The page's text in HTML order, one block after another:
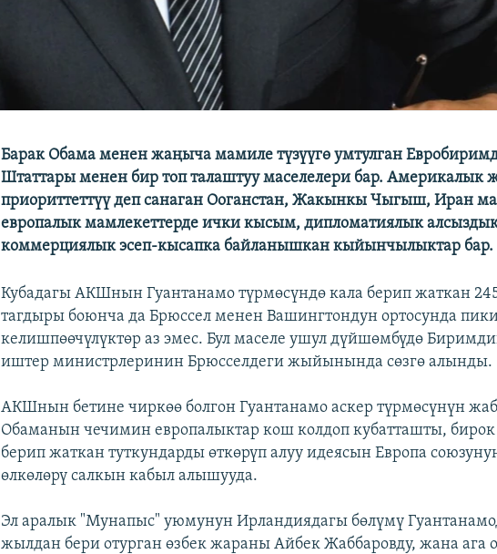
Барак Обама менен жаңыча мамиле түзүүгө умтулган
Штаттары менен бир топ талаштуу маселелери бар. Америкалык
приориттеттүү деп санаган Ооганстан, Жакынкы Чыгыш, Иран
европалык мамлекеттерде ички кысым, дипломатиялык
коммерциялык эсеп-кысапка байланышкан кыйынчылыктар бар.
Кубадагы АКШнын Гуантанамо түрмөсүндө кала берип жаткан
тагдыры боюнча да Брюссел менен Вашингтондун ортосунда
келишпөөчүлүктөр аз эмес. Бул маселе ушул дүйшөмбүдө
иштер министрлеринин Брюсселдеги жыйынында сөзгө алынды.
АКШнын бетине чиркөө болгон Гуантанамо аскер түрмөсүнүн
Обаманын чечимин европалыктар кош колдоп кубатташты, бирок
берип жаткан туткундарды өткөрүп алуу идеясын Европа
өлкөлөрү салкын кабыл алышууда.
Эл аралык "Мунапыс" уюмунун Ирландиядагы бөлүмү
жылдан бери отурган өзбек жараны Айбек Жаббаровду, жана ага